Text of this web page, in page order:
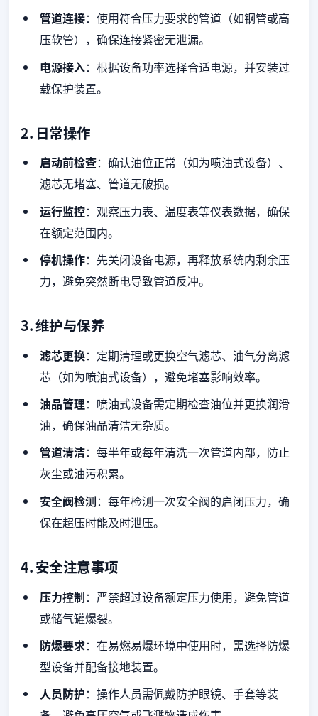
管道连接：使用符合压力要求的管道（如钢管或高
压软管），确保连接紧密无泄漏。
电源接入：根据设备功率选择合适电源，并安装过
载保护装置。
2. 日常操作
启动前检查：确认油位正常（如为喷油式设备）、
滤芯无堵塞、管道无破损。
运行监控：观察压力表、温度表等仪表数据，确保
在额定范围内。
停机操作：先关闭设备电源，再释放系统内剩余压
力，避免突然断电导致管道反冲。
3.维护与保养
滤芯更换：定期清理或更换空气滤芯、油气分离滤
芯（如为喷油式设备），避免堵塞影响效率。
油品管理：喷油式设备需定期检查油位并更换润滑
油，确保油品清洁无杂质。
管道清洁：每半年或每年清洗一次管道内部，防止
灰尘或油污积累。
安全阀检测：每年检测一次安全阀的启闭压力，确
保在超压时能及时泄压。
4.安全注意事项
压力控制：严禁超过设备额定压力使用，避免管道
或储气罐爆裂。
防爆要求：在易燃易爆环境中使用时，需选择防爆
型设备并配备接地装置。
人员防护：操作人员需佩戴防护眼镜、手套等装